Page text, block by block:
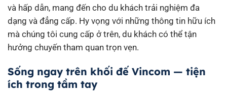
và hấp dẫn, mang đến cho du khách trải nghiệm đa
dạng và đẳng cấp. Hy vọng với những thông tin hữu ích
mà chúng tôi cung cấp ở trên, du khách có thể tận
hưởng chuyến tham quan trọn vẹn.
Sống ngay trên khối đế Vincom — tiện
ích trong tầm tay